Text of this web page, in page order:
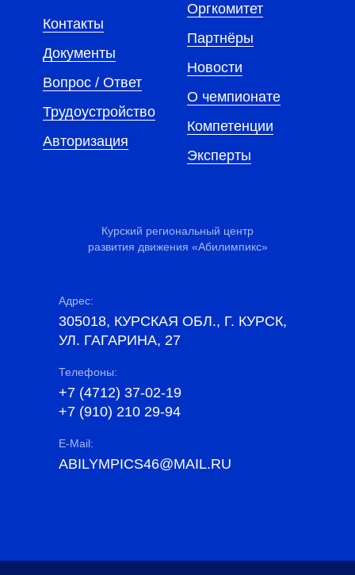
Контакты
Документы
Вопрос / Ответ
Трудоустройство
Авторизация
Оргкомитет
Партнёры
Новости
О чемпионате
Компетенции
Эксперты
Курский региональный центр
развития движения «Абилимпикс»
Адрес:
305018, КУРСКАЯ ОБЛ., Г. КУРСК,
УЛ. ГАГАРИНА, 27
Телефоны:
+7 (4712) 37-02-19
+7 (910) 210 29-94
E-Mail:
ABILYMPICS46@MAIL.RU